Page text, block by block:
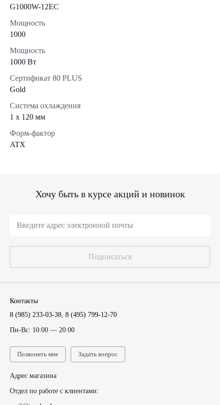
G1000W-12EC
Мощность
1000
Мощность
1000 Вт
Сертификат 80 PLUS
Gold
Система охлаждения
1 x 120 мм
Форм-фактор
ATX
Хочу быть в курсе акций и новинок
Подписаться
Контакты
8 (985) 233-03-38, 8 (495) 799-12-70
Пн-Вс: 10:00 — 20:00
Позвонить мне Задать вопрос
Адрес магазина
Отдел по работе с клиентами: